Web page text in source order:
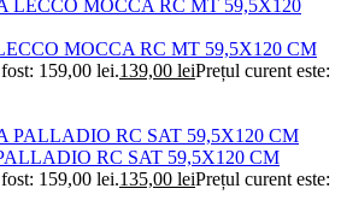
MOCCA RC MT 59,5X120 CM
159,00 lei.139,00 leiPrețul curent este:
RC SAT 59,5X120 CM
159,00 lei.135,00 leiPrețul curent este: